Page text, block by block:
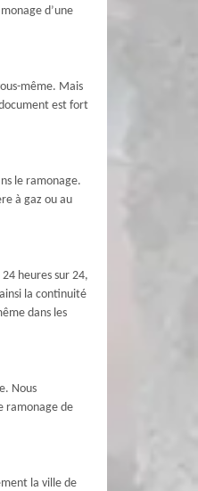
d’une
même. Mais
est fort
le ramonage.
à gaz ou au
heures sur 24,
la continuité
dans les
Nous
ramonage de
la ville de